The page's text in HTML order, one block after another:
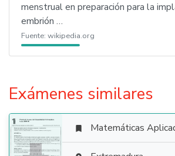
menstrual en preparación para la
embrión …
Fuente: wikipedia.org
Exámenes similares
 Matemáticas Aplicadas a